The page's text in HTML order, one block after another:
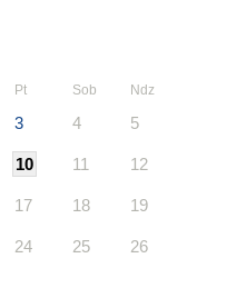
Pt Sob Ndz
3 4 5
10 11 12
17 18 19
24 25 26